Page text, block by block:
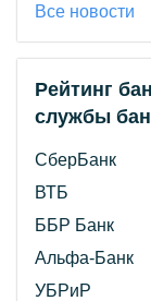
Все новости
Рейтинг
службы
СберБанк
ВТБ
ББР Банк
Альфа-Банк
УБРиР